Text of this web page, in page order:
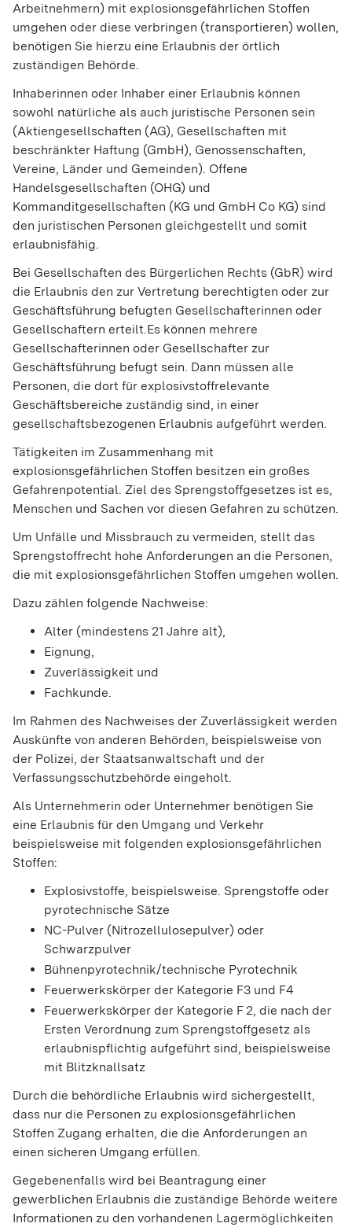
Arbeitnehmern) mit explosionsgefährlichen Stoffen
umgehen oder diese verbringen (transportieren) wollen,
benötigen Sie hierzu eine Erlaubnis der örtlich
zuständigen Behörde.
Inhaberinnen oder Inhaber einer Erlaubnis können
sowohl natürliche als auch juristische Personen sein
(Aktiengesellschaften (AG), Gesellschaften mit
beschränkter Haftung (GmbH), Genossenschaften,
Vereine, Länder und Gemeinden). Offene
Handelsgesellschaften (OHG) und
Kommanditgesellschaften (KG und GmbH Co KG) sind
den juristischen Personen gleichgestellt und somit
erlaubnisfähig.
Bei Gesellschaften des Bürgerlichen Rechts (GbR) wird
die Erlaubnis den zur Vertretung berechtigten oder zur
Geschäftsführung befugten Gesellschafterinnen oder
Gesellschaftern erteilt.Es können mehrere
Gesellschafterinnen oder Gesellschafter zur
Geschäftsführung befugt sein. Dann müssen alle
Personen, die dort für explosivstoffrelevante
Geschäftsbereiche zuständig sind, in einer
gesellschaftsbezogenen Erlaubnis aufgeführt werden.
Tätigkeiten im Zusammenhang mit
explosionsgefährlichen Stoffen besitzen ein großes
Gefahrenpotential. Ziel des Sprengstoffgesetzes ist es,
Menschen und Sachen vor diesen Gefahren zu schützen.
Um Unfälle und Missbrauch zu vermeiden, stellt das
Sprengstoffrecht hohe Anforderungen an die Personen,
die mit explosionsgefährlichen Stoffen umgehen wollen.
Dazu zählen folgende Nachweise:
Alter (mindestens 21 Jahre alt),
Eignung,
Zuverlässigkeit und
Fachkunde.
Im Rahmen des Nachweises der Zuverlässigkeit werden
Auskünfte von anderen Behörden, beispielsweise von
der Polizei, der Staatsanwaltschaft und der
Verfassungsschutzbehörde eingeholt.
Als Unternehmerin oder Unternehmer benötigen Sie
eine Erlaubnis für den Umgang und Verkehr
beispielsweise mit folgenden explosionsgefährlichen
Stoffen:
Explosivstoffe, beispielsweise. Sprengstoffe oder
pyrotechnische Sätze
NC-Pulver (Nitrozellulosepulver) oder
Schwarzpulver
Bühnenpyrotechnik/technische Pyrotechnik
Feuerwerkskörper der Kategorie F3 und F4
Feuerwerkskörper der Kategorie F 2, die nach der
Ersten Verordnung zum Sprengstoffgesetz als
erlaubnispflichtig aufgeführt sind, beispielsweise
mit Blitzknallsatz
Durch die behördliche Erlaubnis wird sichergestellt,
dass nur die Personen zu explosionsgefährlichen
Stoffen Zugang erhalten, die die Anforderungen an
einen sicheren Umgang erfüllen.
Gegebenenfalls wird bei Beantragung einer
gewerblichen Erlaubnis die zuständige Behörde weitere
Informationen zu den vorhandenen Lagermöglichkeiten